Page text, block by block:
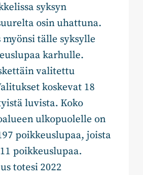
syksyn
osin uhattuna.
myönsi tälle syksylle
karhulle.
valitettu
koskevat 18
luvista. Koko
ulkopuolelle on
poikkeuslupaa, joista
poikkeuslupaa.
totesi 2022